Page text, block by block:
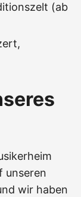
(ab
unseren
wir haben